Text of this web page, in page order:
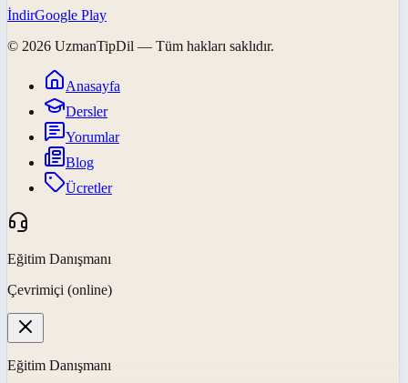
İndirGoogle Play
© 2026 UzmanTipDil — Tüm hakları saklıdır.
Anasayfa
Dersler
Yorumlar
Blog
Ücretler
Eğitim Danışmanı
Çevrimiçi (online)
Eğitim Danışmanı